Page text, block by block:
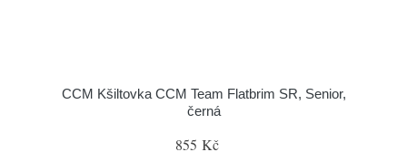
CCM Kšiltovka CCM Team Flatbrim SR, Senior,
černá
855 Kč